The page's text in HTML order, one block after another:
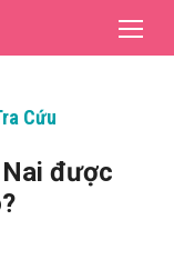
Cứu
được